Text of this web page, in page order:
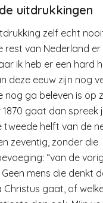
uitdrukkingen
zelf echt
rest van Nederland er
ik heb er een hard
deze eeuw zijn nog
nog ga beleven is op
1870 gaat dan spreek
tweede helft van de
zeventig, zonder die
“van de
mens die denkt
Christus gaat, of